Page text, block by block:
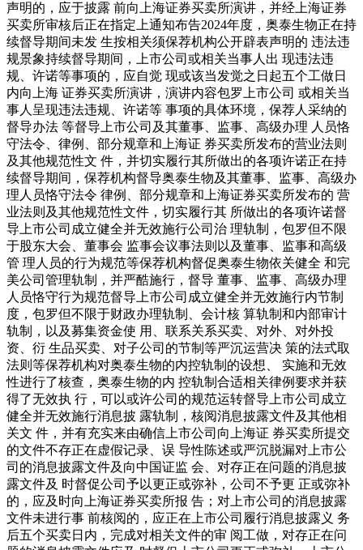
声明的，应于披露 前向上海证券买卖所演讲，并经上海证券
买卖所审核后正在指定上通知布告2024年度，奥泰生物正在持
续督导期间未发 生按相关须保荐机构公开辟表声明的 违法违
规景象持续督导期间，上市公司或相关当事人出 现违法违
规、许诺等事项的，应自觉 现或该当发觉之日起五个工做日
内向上海 证券买卖所演讲，演讲内容包罗上市公司 或相关当
事人呈现违法违规、许诺等 事项的具体环境，保荐人采纳的
督导办法 等督导上市公司及其董事、监事、高级办理 人员恪
守法令、律例、部分规章和上海证 券买卖所发布的营业法则
及其他规范性文 件，并切实履行其所做出的各项许诺正在持
续督导期间，保荐机构督导奥泰生物及其董事、监事、高级办
理人员恪守法令 律例、部分规章和上海证券买卖所发布的 营
业法则及其他规范性文件，切实履行其 所做出的各项许诺督
导上市公司成立健全并无效施行公司治 理轨制，包罗但不限
于股东大会、董事会 监事会议事法则以及董事、监事和高级
管 理人员的行为规范等保荐机构督促奥泰生物依关健全 和完
美公司管理轨制，并严酷施行，督导 董事、监事、高级办理
人员恪守行为规范督导上市公司成立健全并无效施行内节制
度，包罗但不限于财政办理轨制、会计核 算轨制和内部审计
轨制，以及募集资金使 用、联系关系买卖、对外、对外投
资、衍 生品买卖、对子公司的节制等严沉运营决 策的法式取
法则等保荐机构对奥泰生物的内控轨制的设想、 实施和无效
性进行了核查，奥泰生物的内 控轨制合适相关律例要求并获
得了无效执 行，可以或许公司的规范运转督导上市公司成立
健全并无效施行消息披 露轨制，核阅消息披露文件及其他相
关文 件，并有充实来由确信上市公司向上海证 券买卖所提交
的文件不存正在虚假记录、误 导性陈述或严沉脱漏对上市公
司的消息披露文件及向中国证监 会、对存正在问题的消息披
露文件及 时督促公司予以更正或弥补，公司不予更 正或弥补
的，应及时向上海证券买卖所报 告；对上市公司的消息披露
文件未进行事 前核阅的，应正在上市公司履行消息披露义 务
后五个买卖日内，完成对相关文件的审 阅工做，对存正在问